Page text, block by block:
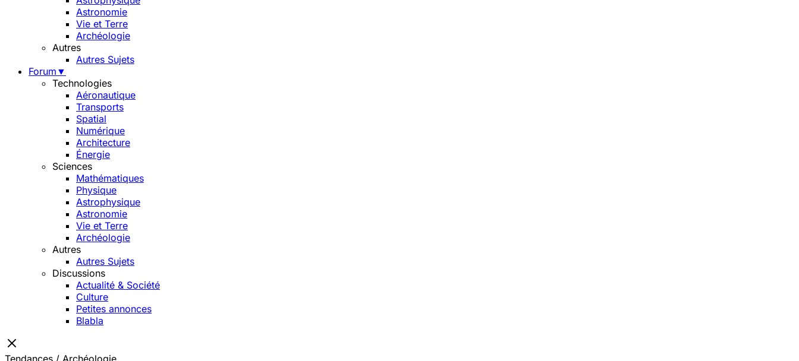
Astronomie
Vie et Terre
Archéologie
Autres
Autres Sujets
Forum ▼
Technologies
Aéronautique
Transports
Spatial
Numérique
Architecture
Énergie
Sciences
Mathématiques
Physique
Astrophysique
Astronomie
Vie et Terre
Archéologie
Autres
Autres Sujets
Discussions
Actualité & Société
Culture
Petites annonces
Blabla
Tendances / Archéologie